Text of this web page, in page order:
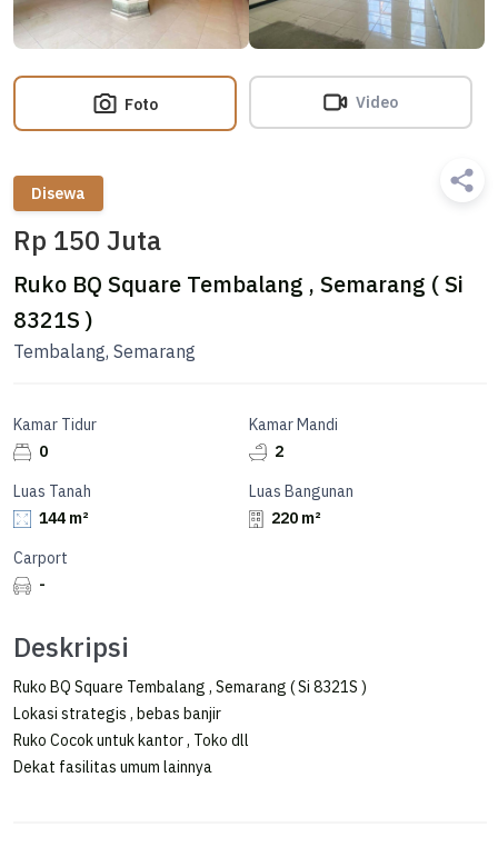
Foto Video
Disewa
Rp 150 Juta
Ruko BQ Square Tembalang , Semarang ( Si
8321S )
Tembalang, Semarang
Kamar Tidur
0
Kamar Mandi
2
Luas Tanah
144 m²
Luas Bangunan
220 m²
Carport
-
Deskripsi
Ruko BQ Square Tembalang , Semarang ( Si 8321S )
Lokasi strategis , bebas banjir
Ruko Cocok untuk kantor , Toko dll
Dekat fasilitas umum lainnya